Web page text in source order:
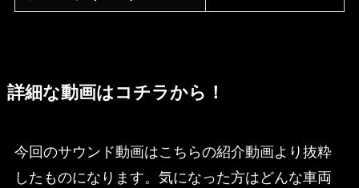
詳細な動画はコチラから！
今回のサウンド動画はこちらの紹介動画より抜粋
したものになります。気になった方はどんな車両